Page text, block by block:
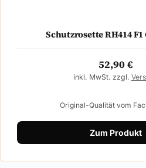
Schutzrosette RH414
52,90€
inkl. MwSt. zzgl.
Original-Qualität vom
Zum Produkt